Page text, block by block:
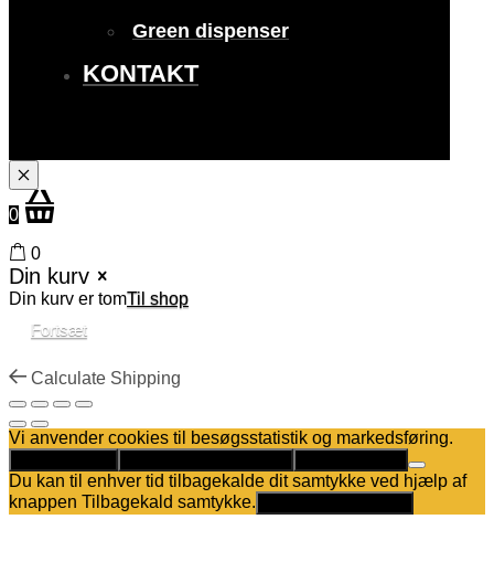
Green dispenser
KONTAKT
0
0
Din kurv
Din kurv er tomTil shop
Fortsæt
Calculate Shipping
Vi anvender cookies til besøgsstatistik og markedsføring.
Du kan til enhver tid tilbagekalde dit samtykke ved hjælp af
knappen Tilbagekald samtykke.